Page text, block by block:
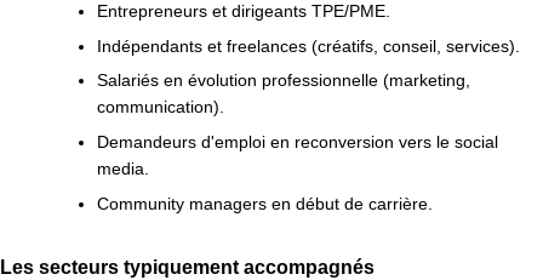
Entrepreneurs et dirigeants TPE/PME.
Indépendants et freelances (créatifs, conseil, services).
Salariés en évolution professionnelle (marketing,
communication).
Demandeurs d'emploi en reconversion vers le social
media.
Community managers en début de carrière.
Les secteurs typiquement accompagnés